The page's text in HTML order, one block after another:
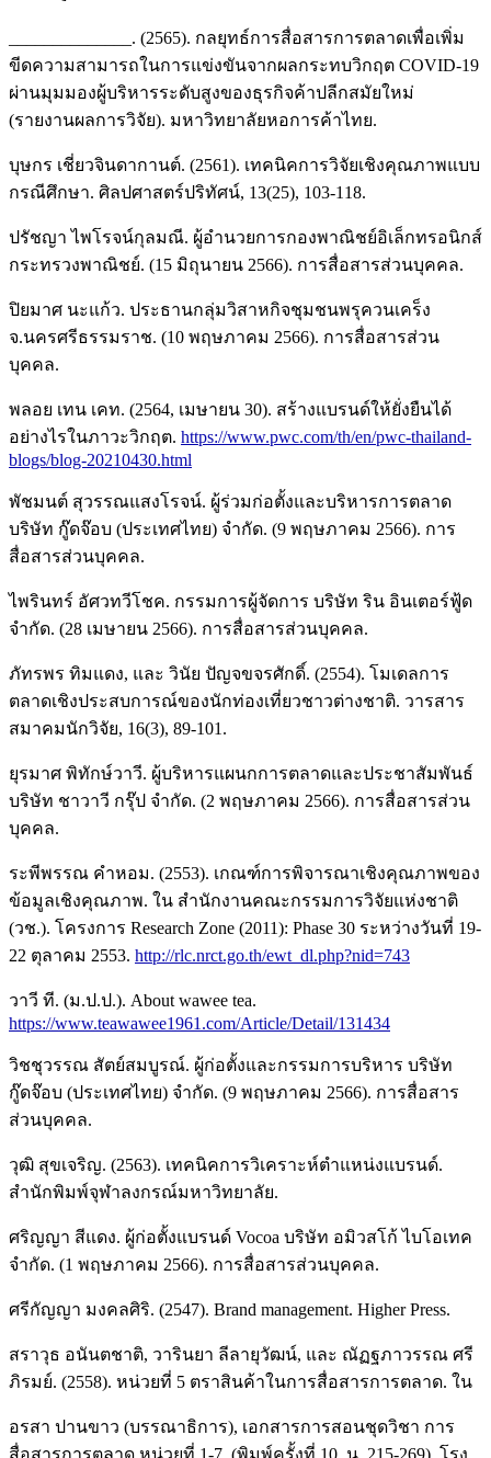
______________. (2565). กลยุทธ์การสื่อสารการตลาดเพื่อเพิ่ม
ขีดความสามารถในการแข่งขันจากผลกระทบวิกฤต COVID-19
ผ่านมุมมองผู้บริหารระดับสูงของธุรกิจค้าปลีกสมัยใหม่
(รายงานผลการวิจัย). มหาวิทยาลัยหอการค้าไทย.
บุษกร เชี่ยวจินดากานต์. (2561). เทคนิคการวิจัยเชิงคุณภาพแบบ
กรณีศึกษา. ศิลปศาสตร์ปริทัศน์, 13(25), 103-118.
ปรัชญา ไพโรจน์กุลมณี. ผู้อำนวยการกองพาณิชย์อิเล็กทรอนิกส์
กระทรวงพาณิชย์. (15 มิถุนายน 2566). การสื่อสารส่วนบุคคล.
ปิยมาศ นะแก้ว. ประธานกลุ่มวิสาหกิจชุมชนพรุควนเคร็ง
จ.นครศรีธรรมราช. (10 พฤษภาคม 2566). การสื่อสารส่วน
บุคคล.
พลอย เทน เคท. (2564, เมษายน 30). สร้างแบรนด์ให้ยั่งยืนได้
อย่างไรในภาวะวิกฤต. https://www.pwc.com/th/en/pwc-thailand-
blogs/blog-20210430.html
พัชมนต์ สุวรรณแสงโรจน์. ผู้ร่วมก่อตั้งและบริหารการตลาด
บริษัท กู๊ดจ๊อบ (ประเทศไทย) จำกัด. (9 พฤษภาคม 2566). การ
สื่อสารส่วนบุคคล.
ไพรินทร์ อัศวทวีโชค. กรรมการผู้จัดการ บริษัท ริน อินเตอร์ฟู้ด
จำกัด. (28 เมษายน 2566). การสื่อสารส่วนบุคคล.
ภัทรพร ทิมแดง, และ วินัย ปัญจขจรศักดิ์. (2554). โมเดลการ
ตลาดเชิงประสบการณ์ของนักท่องเที่ยวชาวต่างชาติ. วารสาร
สมาคมนักวิจัย, 16(3), 89-101.
ยุรมาศ พิทักษ์วาวี. ผู้บริหารแผนกการตลาดและประชาสัมพันธ์
บริษัท ชาวาวี กรุ๊ป จำกัด. (2 พฤษภาคม 2566). การสื่อสารส่วน
บุคคล.
ระพีพรรณ คำหอม. (2553). เกณฑ์การพิจารณาเชิงคุณภาพของ
ข้อมูลเชิงคุณภาพ. ใน สำนักงานคณะกรรมการวิจัยแห่งชาติ
(วช.). โครงการ Research Zone (2011): Phase 30 ระหว่างวันที่ 19-
22 ตุลาคม 2553. http://rlc.nrct.go.th/ewt_dl.php?nid=743
วาวี ที. (ม.ป.ป.). About wawee tea.
https://www.teawawee1961.com/Article/Detail/131434
วิชชุวรรณ สัตย์สมบูรณ์. ผู้ก่อตั้งและกรรมการบริหาร บริษัท
กู๊ดจ๊อบ (ประเทศไทย) จำกัด. (9 พฤษภาคม 2566). การสื่อสาร
ส่วนบุคคล.
วุฒิ สุขเจริญ. (2563). เทคนิคการวิเคราะห์ตำแหน่งแบรนด์.
สำนักพิมพ์จุฬาลงกรณ์มหาวิทยาลัย.
ศริญญา สีแดง. ผู้ก่อตั้งแบรนด์ Vocoa บริษัท อมิวสโก้ ไบโอเทค
จำกัด. (1 พฤษภาคม 2566). การสื่อสารส่วนบุคคล.
ศรีกัญญา มงคลศิริ. (2547). Brand management. Higher Press.
สราวุธ อนันตชาติ, วารินยา ลีลายุวัฒน์, และ ณัฏฐภาวรรณ ศรี
ภิรมย์. (2558). หน่วยที่ 5 ตราสินค้าในการสื่อสารการตลาด. ใน
อรสา ปานขาว (บรรณาธิการ), เอกสารการสอนชุดวิชา การ
สื่อสารการตลาด หน่วยที่ 1-7. (พิมพ์ครั้งที่ 10, น. 215-269). โรง